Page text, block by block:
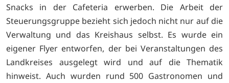
Snacks in der Cafeteria erwerben. Die Arbeit der
Steuerungsgruppe bezieht sich jedoch nicht nur auf die
Verwaltung und das Kreishaus selbst. Es wurde ein
eigener Flyer entworfen, der bei Veranstaltungen des
Landkreises ausgelegt wird und auf die Thematik
hinweist. Auch wurden rund 500 Gastronomen und